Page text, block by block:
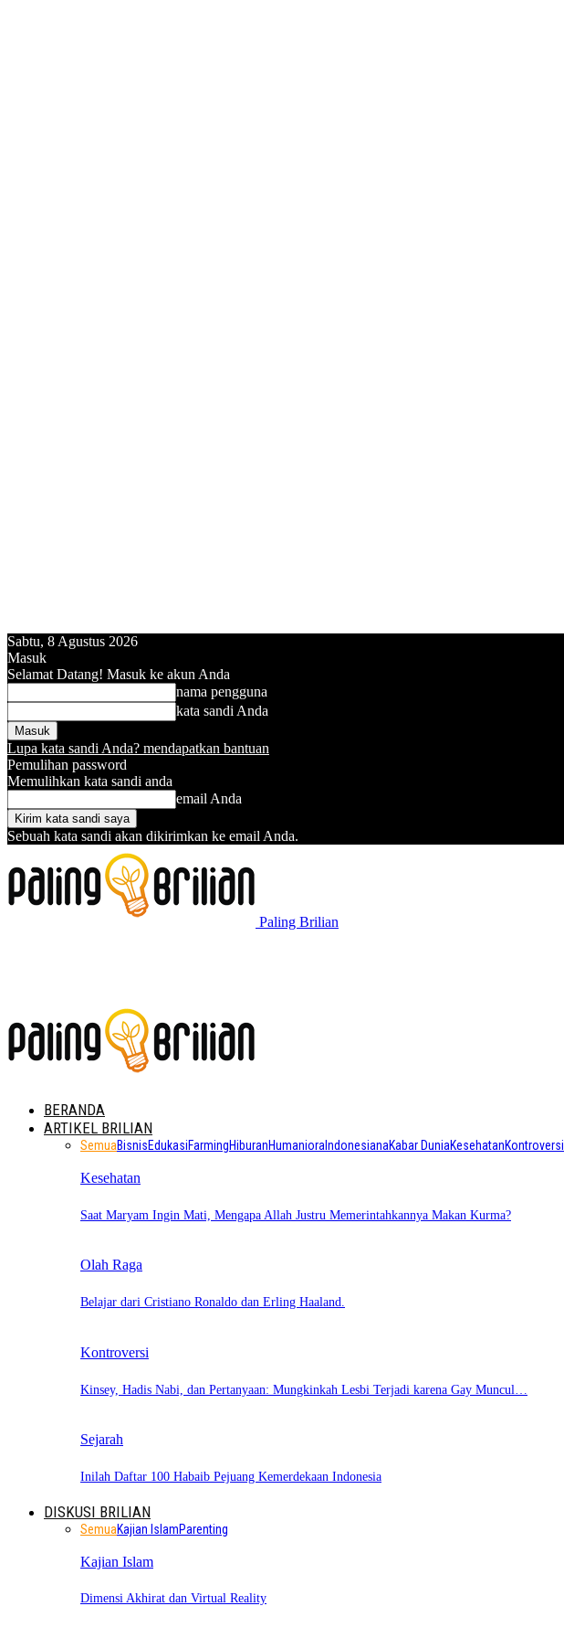
Sabtu, 8 Agustus 2026
Masuk
Selamat Datang! Masuk ke akun Anda
nama pengguna
kata sandi Anda
Lupa kata sandi Anda? mendapatkan bantuan
Pemulihan password
Memulihkan kata sandi anda
email Anda
Sebuah kata sandi akan dikirimkan ke email Anda.
Paling Brilian
BERANDA
ARTIKEL BRILIAN
SemuaBisnisEdukasiFarmingHiburanHumaniora IndonesianaKabar DuniaKesehatanKontroversi
Kesehatan
Saat Maryam Ingin Mati, Mengapa Allah Justru Memerintahkannya Makan Kurma?
Olah Raga
Belajar dari Cristiano Ronaldo dan Erling Haaland.
Kontroversi
Kinsey, Hadis Nabi, dan Pertanyaan: Mungkinkah Lesbi Terjadi karena Gay Muncul…
Sejarah
Inilah Daftar 100 Habaib Pejuang Kemerdekaan Indonesia
DISKUSI BRILIAN
SemuaKajian IslamParenting
Kajian Islam
Dimensi Akhirat dan Virtual Reality